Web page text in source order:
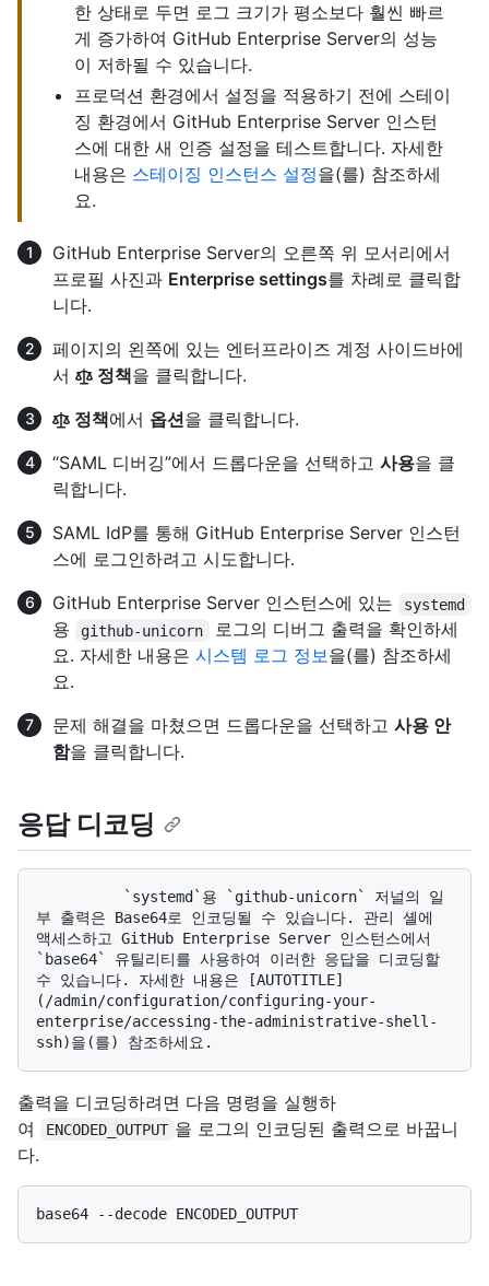
한 상태로 두면 로그 크기가 평소보다 훨씬 빠르
게 증가하여 GitHub Enterprise Server의 성능
이 저하될 수 있습니다.
프로덕션 환경에서 설정을 적용하기 전에 스테이
징 환경에서 GitHub Enterprise Server 인스턴
스에 대한 새 인증 설정을 테스트합니다. 자세한
내용은 스테이징 인스턴스 설정을(를) 참조하세
요.
GitHub Enterprise Server의 오른쪽 위 모서리에서
프로필 사진과 Enterprise settings를 차례로 클릭합
니다.
페이지의 왼쪽에 있는 엔터프라이즈 계정 사이드바에
서
정책을 클릭합니다.
정책에서 옵션을 클릭합니다.
“SAML 디버깅”에서 드롭다운을 선택하고 사용을 클
릭합니다.
SAML IdP를 통해 GitHub Enterprise Server 인스턴
스에 로그인하려고 시도합니다.
GitHub Enterprise Server 인스턴스에 있는
systemd
용 github-unicorn
로그의 디버그 출력을 확인하세
요. 자세한 내용은 시스템 로그 정보을(를) 참조하세
요.
문제 해결을 마쳤으면 드롭다운을 선택하고 사용 안
함을 클릭합니다.
응답 디코딩
부 출력은 Base64로 인코딩될 수 있습니다. 관리 셸에
액세스하고 GitHub Enterprise Server 인스턴스에서
`base64` 유틸리티를 사용하여 이러한 응답을 디코딩할
수 있습니다. 자세한 내용은 [AUTOTITLE]
(/admin/configuration/configuring-your-
enterprise/accessing-the-administrative-shell-
출력을 디코딩하려면 다음 명령을 실행하
여
ENCODED_OUTPUT 을 로그의 인코딩된 출력으로 바꿉니
다.